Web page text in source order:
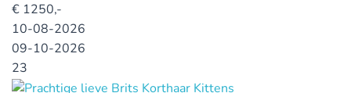
€ 1250,-
10-08-2026
09-10-2026
23